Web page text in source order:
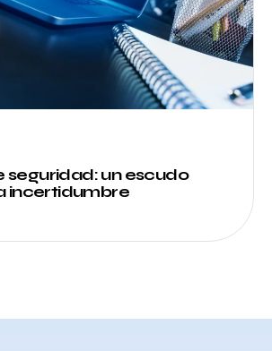
seguridad: un escudo
incertidumbre